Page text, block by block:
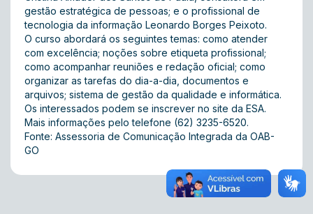
gestão estratégica de pessoas; e o profissional de
tecnologia da informação Leonardo Borges Peixoto.
O curso abordará os seguintes temas: como atender
com excelência; noções sobre etiqueta profissional;
como acompanhar reuniões e redação oficial; como
organizar as tarefas do dia-a-dia, documentos e
arquivos; sistema de gestão da qualidade e informática.
Os interessados podem se inscrever no site da ESA.
Mais informações pelo telefone (62) 3235-6520.
Fonte: Assessoria de Comunicação Integrada da OAB-
GO